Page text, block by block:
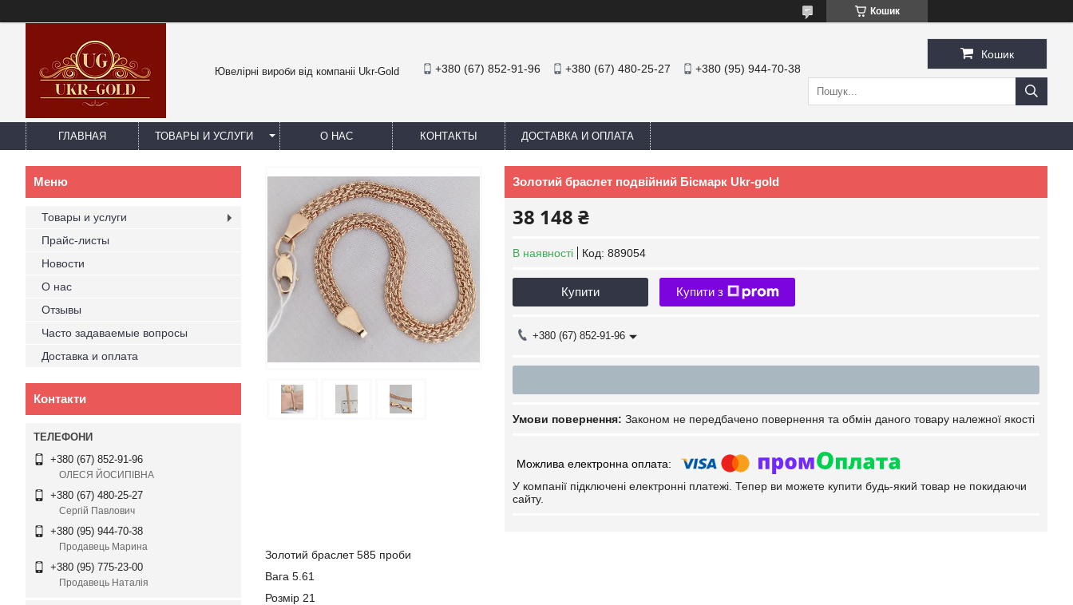
Кошик
Ювелірні вироби від компаніі Ukr-Gold +380 (67) 852-91-96 +380 (67) 480-25-27 +380 (95) 944-70-38
Кошик
ГЛАВНАЯ ТОВАРЫ И УСЛУГИ О НАС КОНТАКТЫ ДОСТАВКА И ОПЛАТА
Золотий браслет подвійний Бісмарк Ukr-gold
38 148 ₴
В наявності Код: 889054
Купити Купити з
+380 (67) 852-91-96
Законом не передбачено повернення та обмін даного товару належної якості
У компанії підключені електронні платежі. Тепер ви можете купити будь-який товар не покидаючи
сайту.
Золотий браслет 585 проби
Вага 5.61
Розмір 21
Товары и услуги
Прайс-листы
Новости
О нас
Отзывы
Часто задаваемые вопросы
Доставка и оплата
Контакти
+380 (67) 852-91-96
ОЛЕСЯ ЙОСИПІВНА
+380 (67) 480-25-27
Сергій Павлович
+380 (95) 944-70-38
Продавець Марина
+380 (95) 775-23-00
Продавець Наталія